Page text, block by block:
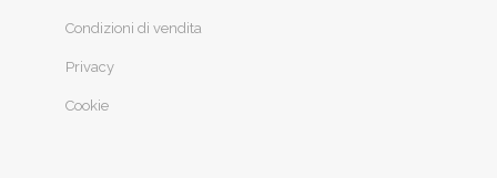
Condizioni di vendita
Privacy
Cookie